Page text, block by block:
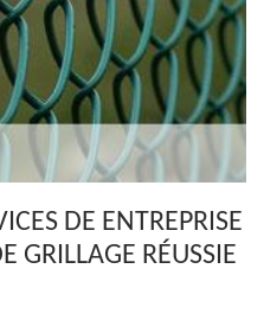
DE ENTREPRISE
GRILLAGE RÉUSSIE